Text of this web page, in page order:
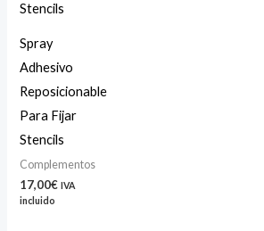
Spray
Adhesivo
Reposicionable
Para Fijar
Stencils
Complementos
17,00€ IVA
incluido